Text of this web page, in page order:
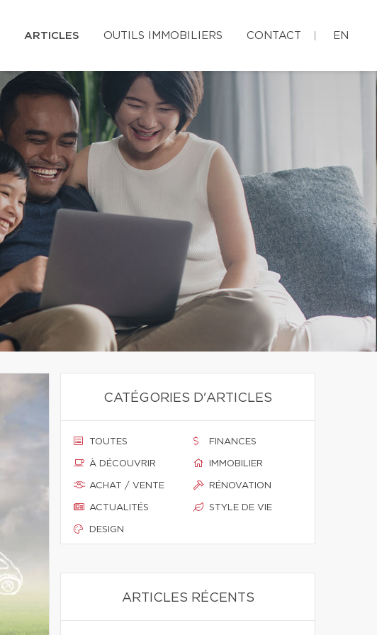
ARTICLES OUTILS IMMOBILIERS CONTACT EN
CATÉGORIES D'ARTICLES
TOUTES
À DÉCOUVRIR
ACHAT / VENTE
ACTUALITÉS
DESIGN
FINANCES
IMMOBILIER
RÉNOVATION
STYLE DE VIE
ARTICLES RÉCENTS